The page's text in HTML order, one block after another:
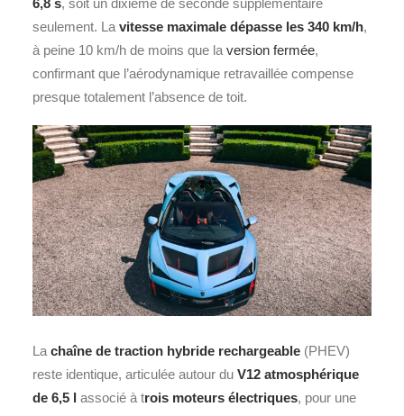
seulement. La vitesse maximale dépasse les 340 km/h,
à peine 10 km/h de moins que la version fermée,
confirmant que l’aérodynamique retravaillée compense
presque totalement l’absence de toit.
La chaîne de traction hybride rechargeable (PHEV)
reste identique, articulée autour du V12 atmosphérique
de 6,5 l associé à trois moteurs électriques, pour une